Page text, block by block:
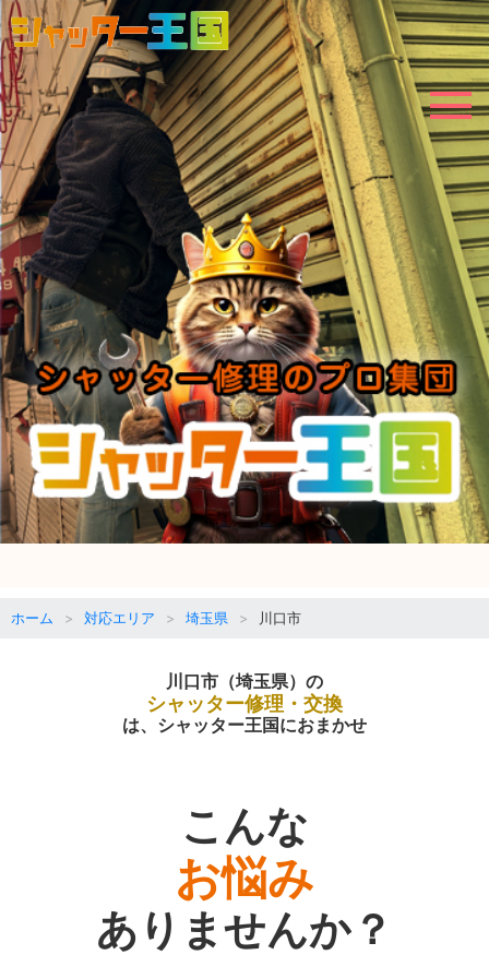
ホーム 対応エリア 埼玉県 川口市
川口市（埼玉県）の
シャッター修理・交換
は、シャッター王国におまかせ
こんな
お悩み
ありませんか？